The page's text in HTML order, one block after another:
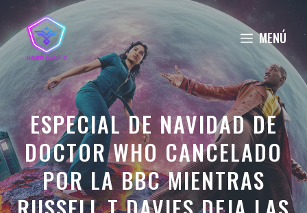
Saltar
al
contenido
MENÚ
ESPECIAL DE NAVIDAD DE
DOCTOR WHO CANCELADO
POR LA BBC MIENTRAS